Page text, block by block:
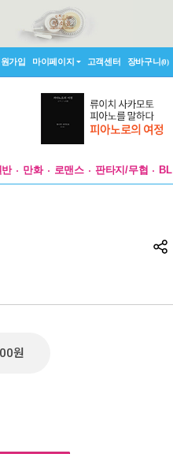
가입 마이페이지 고객센터 장바구니(0)
반 만화 로맨스 판타지/무협 BL
원